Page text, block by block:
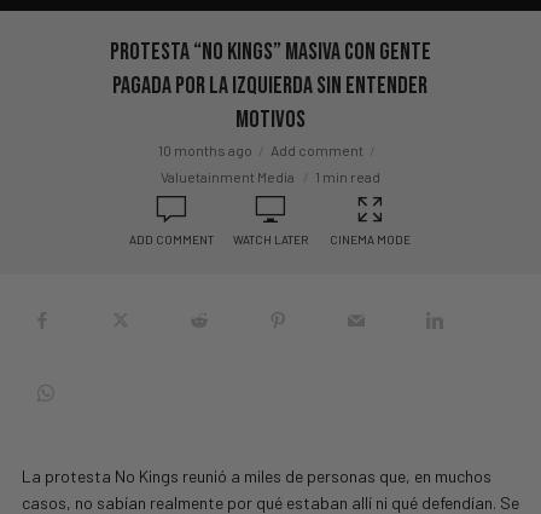
Protesta “No Kings” Masiva Con Gente
Pagada Por La Izquierda Sin Entender
Motivos
10 months ago
Add comment
Valuetainment Media
1 min read
ADD COMMENT WATCH LATER CINEMA MODE
La protesta No Kings reunió a miles de personas que, en muchos
casos, no sabían realmente por qué estaban allí ni qué defendían. Se